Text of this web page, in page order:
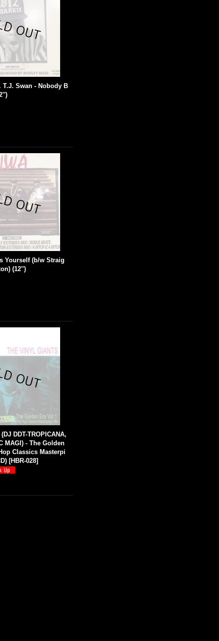
T.J. Swan - Nobody B
Yourself (b/w Straig
(12'')
DDT-TROPICANA,
MAGI) - The Golden
Classics Masterpi
[HBR-028]